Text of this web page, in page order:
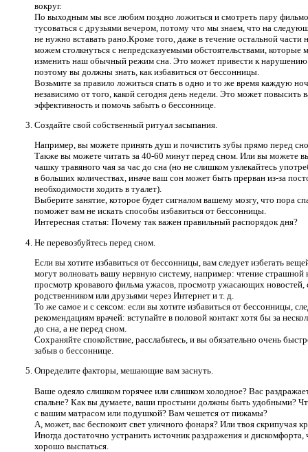
вокруг.
По выходным мы все любим поздно ложиться и смотреть пару
тусоваться с друзьями вечером, потому что мы знаем, что на
не нужно вставать рано.Кроме того, даже в течение остальной части
можем столкнуться с непредсказуемыми обстоятельствами, которые
изменить наш обычный режим сна. Это может привести к нарушению
поэтому вы должны знать, как избавиться от бессонницы.
Возьмите за правило ложиться спать в одно и то же время каждую
независимо от того, какой сегодня день недели. Это может повысить
эффективность и помочь забыть о бессоннице.
Создайте свой собственный ритуал засыпания.
Например, вы можете принять душ и почистить зубы прямо перед
Также вы можете читать за 40-60 минут перед сном. Или вы можете
чашку травяного чая за час до сна (но не слишком увлекайтесь
в больших количествах, иначе ваш сон может быть прерван из-за
необходимости ходить в туалет).
Выберите занятие, которое будет сигналом вашему мозгу, что пора
поможет вам не искать способы избавиться от бессонницы.
Интересная статья: Почему так важен правильный распорядок дня?
Не перевозбуйтесь перед сном.
Если вы хотите избавиться от бессонницы, вам следует избегать
могут волновать вашу нервную систему, например: чтение страшной
просмотр кровавого фильма ужасов, просмотр ужасающих новостей,
родственником или друзьями через Интернет и т. д.
То же самое и с сексом: если вы хотите избавиться от бессонницы,
рекомендациям врачей: вступайте в половой контакт хотя бы за
до сна, а не перед сном.
Сохраняйте спокойствие, расслабьтесь, и вы обязательно очень
забыв о бессоннице.
Определите факторы, мешающие вам заснуть.
Ваше одеяло слишком горячее или слишком холодное? Вас
спальне? Как вы думаете, ваши простыни должны быть удобными?
с вашим матрасом или подушкой? Вам чешется от пижамы?
А, может, вас беспокоит свет уличного фонаря? Или твоя скрипучая
Иногда достаточно устранить источник раздражения и дискомфорта,
хорошо выспаться.